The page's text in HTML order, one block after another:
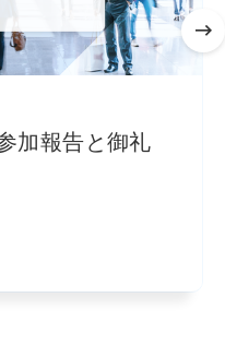
加報告と御礼